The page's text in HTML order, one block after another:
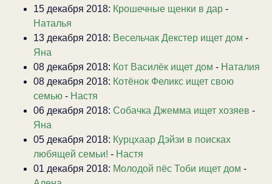
15 декабря 2018: Крошечные щенки в дар -
Наталья
13 декабря 2018: Весельчак Декстер ищет дом -
Яна
08 декабря 2018: Кот Василёк ищет дом - Наталия
08 декабря 2018: Котёнок Феликс ищет свою
семью - Настя
06 декабря 2018: Собачка Джемма ищет хозяев -
Яна
05 декабря 2018: Курцхаар Дэйзи в поисках
любящей семьи! - Настя
01 декабря 2018: Молодой пёс Тоби ищет дом -